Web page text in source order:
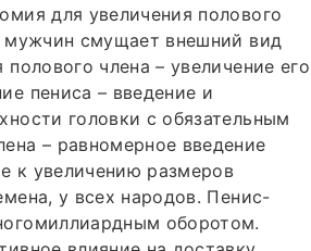
для увеличения полового
мужчин смущает внешний вид
члена – увеличение его
пениса – введение и
головки с обязательным
– равномерное введение
к увеличению размеров
у всех народов. Пенис-
оборотом.